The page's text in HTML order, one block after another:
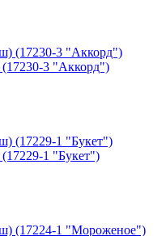
3 "Аккорд")
1 "Букет")